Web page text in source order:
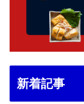
新着記事